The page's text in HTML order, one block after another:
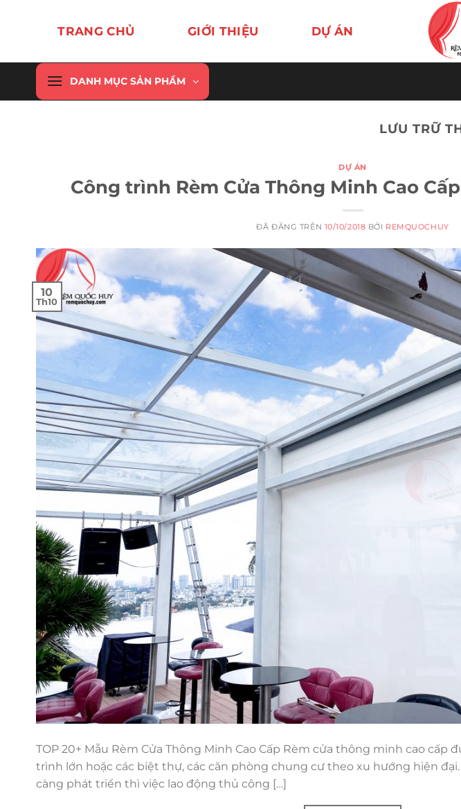
dung
TRANG CHỦ GIỚI THIỆU DỰ ÁN
DANH MỤC SẢN PHẨM
LƯU TRỮ
DỰ ÁN
Công trình Rèm Cửa Thông Minh Cao
ĐÃ ĐĂNG TRÊN 10/10/2018 BỞI REMQUOCHUY
10
Th10
TOP 20+ Mẫu Rèm Cửa Thông Minh Cao Cấp Rèm cửa thông minh cao cấp
trình lớn hoặc các biệt thự, các căn phòng chung cư theo xu hướng hiện
càng phát triển thì việc lao động thủ công […]